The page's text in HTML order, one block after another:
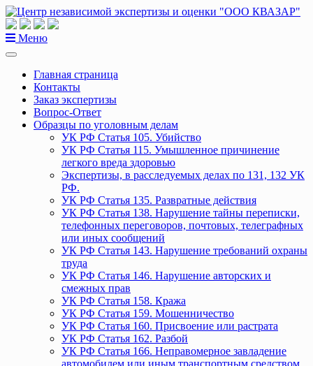
Перейти
к
содержанию
Меню
Главная страница
Контакты
Заказ экспертизы
Вопрос-Ответ
Образцы по уголовным делам
УК РФ Статья 105. Убийство
УК РФ Статья 115. Умышленное причинение
легкого вреда здоровью
Экспертизы, в расследуемых делах по 131, 132 УК
РФ.
УК РФ Статья 135. Развратные действия
УК РФ Статья 138. Нарушение тайны переписки,
телефонных переговоров, почтовых, телеграфных
или иных сообщений
УК РФ Статья 143. Нарушение требований охраны
труда
УК РФ Статья 146. Нарушение авторских и
смежных прав
УК РФ Статья 158. Кража
УК РФ Статья 159. Мошенничество
УК РФ Статья 160. Присвоение или растрата
УК РФ Статья 162. Разбой
УК РФ Статья 166. Неправомерное завладение
автомобилем или иным транспортным средством